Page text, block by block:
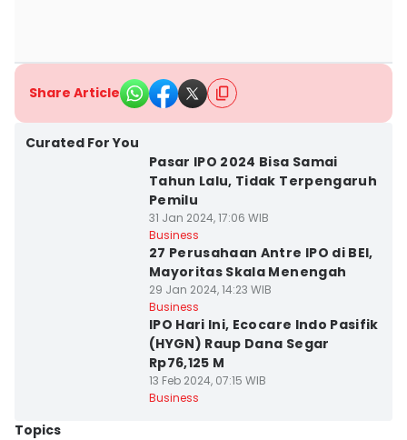
Share Article
Curated For You
Pasar IPO 2024 Bisa Samai
Tahun Lalu, Tidak Terpengaruh
Pemilu
31 Jan 2024, 17:06 WIB
Business
27 Perusahaan Antre IPO di BEI,
Mayoritas Skala Menengah
29 Jan 2024, 14:23 WIB
Business
IPO Hari Ini, Ecocare Indo Pasifik
(HYGN) Raup Dana Segar
Rp76,125 M
13 Feb 2024, 07:15 WIB
Business
Topics